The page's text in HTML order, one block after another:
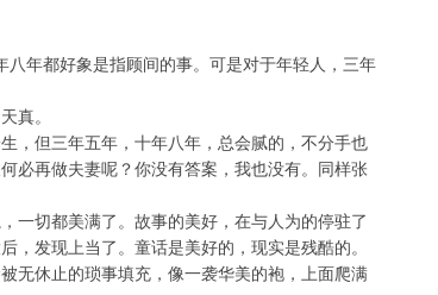
年都好象是指顾间的事。可是对于年轻人，三年
真。
，但三年五年，十年八年，总会腻的，不分手也
必再做夫妻呢？你没有答案，我也没有。同样张
一切都美满了。故事的美好，在与人为的停驻了
，发现上当了。童话是美好的，现实是残酷的。
无休止的琐事填充，像一袭华美的袍，上面爬满